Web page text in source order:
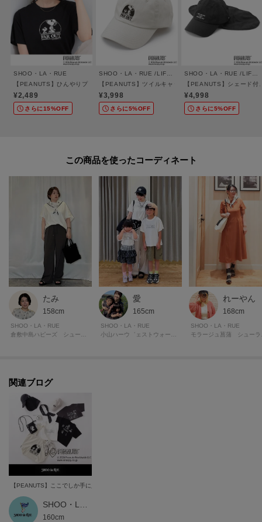
SHOO・LA・RUE
【PEANUTS】ひんやりプリントTシャツ
¥2,489
さらに15%OFF
【PEANUTS】ツイルキャップ
¥3,998
さらに5%OFF
【PEANUTS】シェード付
¥4,998
さらに5%OFF
この商品を使った
たみ
158cm
SHOO・LA・RUE
愛
165cm
SHOO・LA・RUE
れーやん
168cm
SHOO・LA・RUE
モ
関連ブログ
【PEANUTS】ここでしか手に入らないアイテム♪
SHOO・LA・RUE STYLE
160cm